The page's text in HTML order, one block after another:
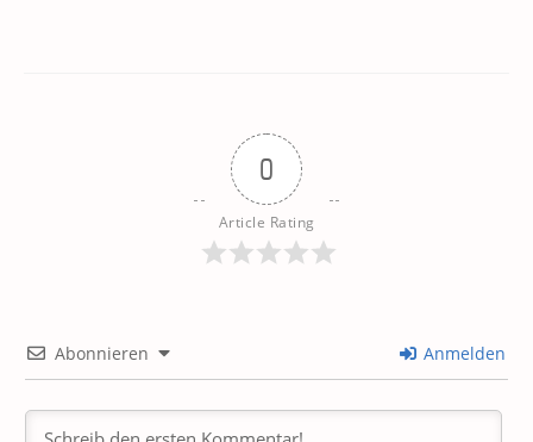
0
Article Rating
Abonnieren Anmelden